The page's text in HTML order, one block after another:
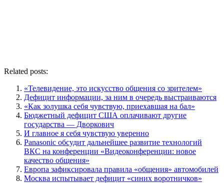
Related posts:
«Телевидение, это искусство общения со зрителем»
Дефицит информации, за ним в очередь выстраиваются
«Как золушка себя чувствую, приехавшая на бал»
Бюджетный дефицит США оплачивают другие
государства — Дворкович
И главное я себя чувствую уверенно
Panasonic обсудит дальнейшее развитие технологий
ВКС на конференции «Видеоконференции: новое
качество общения»
Европа зафиксировала правила «общения» автомобилей
Москва испытывает дефицит «синих воротничков»